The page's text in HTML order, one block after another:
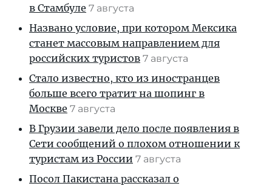
в Стамбуле 7 августа
Названо условие, при котором Мексика
станет массовым направлением для
российских туристов 7 августа
Стало известно, кто из иностранцев
больше всего тратит на шопинг в
Москве 7 августа
В Грузии завели дело после появления в
Сети сообщений о плохом отношении к
туристам из России 7 августа
Посол Пакистана рассказал о